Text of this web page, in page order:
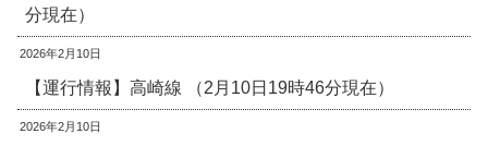
分現在）
2026年2月10日
【運行情報】高崎線 （2月10日19時46分現在）
2026年2月10日